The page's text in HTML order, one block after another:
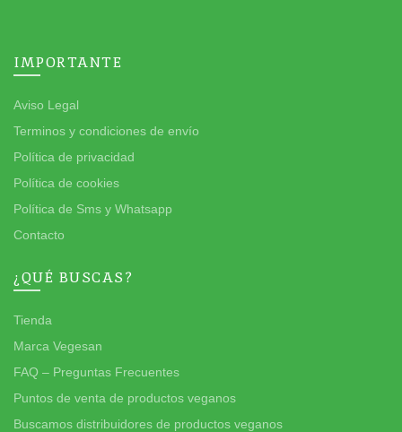
IMPORTANTE
Aviso Legal
Terminos y condiciones de envío
Política de privacidad
Política de cookies
Política de Sms y Whatsapp
Contacto
¿QUÉ BUSCAS?
Tienda
Marca Vegesan
FAQ – Preguntas Frecuentes
Puntos de venta de productos veganos
Buscamos distribuidores de productos veganos